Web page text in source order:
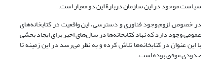
سیاست موجود در این سازمان دربارة این دو معیار است.
در خصوص لزوم وجود فناوری و دسترسی، این واقعیت در کتابخانه‌های
عمومی وجود دارد که نهاد کتابخانه‌ها در سال‌های اخیر برای ایجاد بخشی
با این عنوان در کتابخانه‌ها تلاش کرده و به نظر می‌رسد در این زمینه تا
حدودی موفق بوده است.